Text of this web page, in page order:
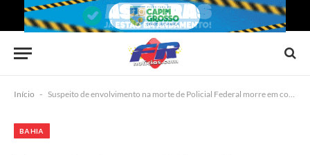
Início - Suspeito de envolvimento na morte de Policial Federal morre em confronto com a polícia
BAHIA